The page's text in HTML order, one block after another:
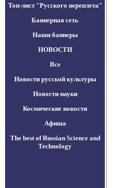
Топ-лист "Русского переплета"
Баннерная сеть
Наши баннеры
НОВОСТИ
Все
Новости русской культуры
Новости науки
Космические новости
Афиша
The best of Russian Science and
Technology